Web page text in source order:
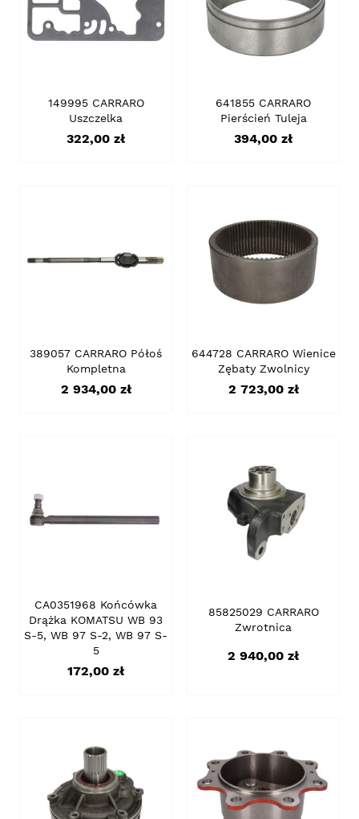
149995 CARRARO
Uszczelka
Cena
322,00 zł
641855 CARRARO
Pierścień Tuleja
Cena
394,00 zł
389057 CARRARO Półoś
Kompletna
Cena
2 934,00 zł
644728 CARRARO Wienice
Zębaty Zwolnicy
Cena
2 723,00 zł
CA0351968 Końcówka
Drążka KOMATSU WB 93
S-5, WB 97 S-2, WB 97 S-
5
Cena
172,00 zł
85825029 CARRARO
Zwrotnica
Cena
2 940,00 zł